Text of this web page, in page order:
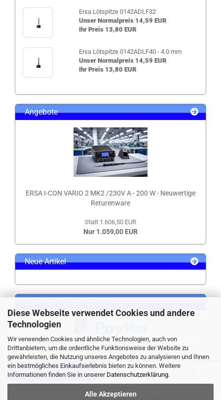
Diese Webseite verwendet Cookies und andere
Technologien
Wir verwenden Cookies und ähnliche Technologien, auch von
Drittanbietern, um die ordentliche Funktionsweise der Website zu
gewährleisten, die Nutzung unseres Angebotes zu analysieren und Ihnen
ein bestmögliches Einkaufserlebnis bieten zu können. Weitere
Informationen finden Sie in unserer Datenschutzerklärung.
Alle Akzeptieren
Ersa Lötspitze 0142ADLF32
Unser Normalpreis 14,59 EUR
Ihr Preis 13,80 EUR
Ersa Lötspitze 0142ADLF40 - 4.0 mm
Unser Normalpreis 14,59 EUR
Ihr Preis 13,80 EUR
Angebote
ERSA I-CON VARIO 2 MK2 /230V A - 200 W - Neuwertige
Returenware
Statt 1.606,50 EUR
Nur 1.059,00 EUR
Neue Artikel
VERTRAG WIDERRUFEN